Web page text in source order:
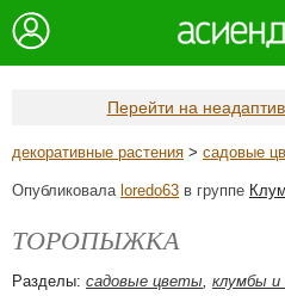
Перейти на
декоративные растения > садовые
Опубликовала loredo63 в группе
ТОРОПЫЖКА
Разделы: садовые цветы, клумбы и